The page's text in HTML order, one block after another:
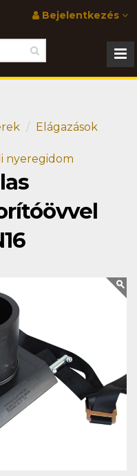
Bejelentkezés
Elágazások
nyeregidom